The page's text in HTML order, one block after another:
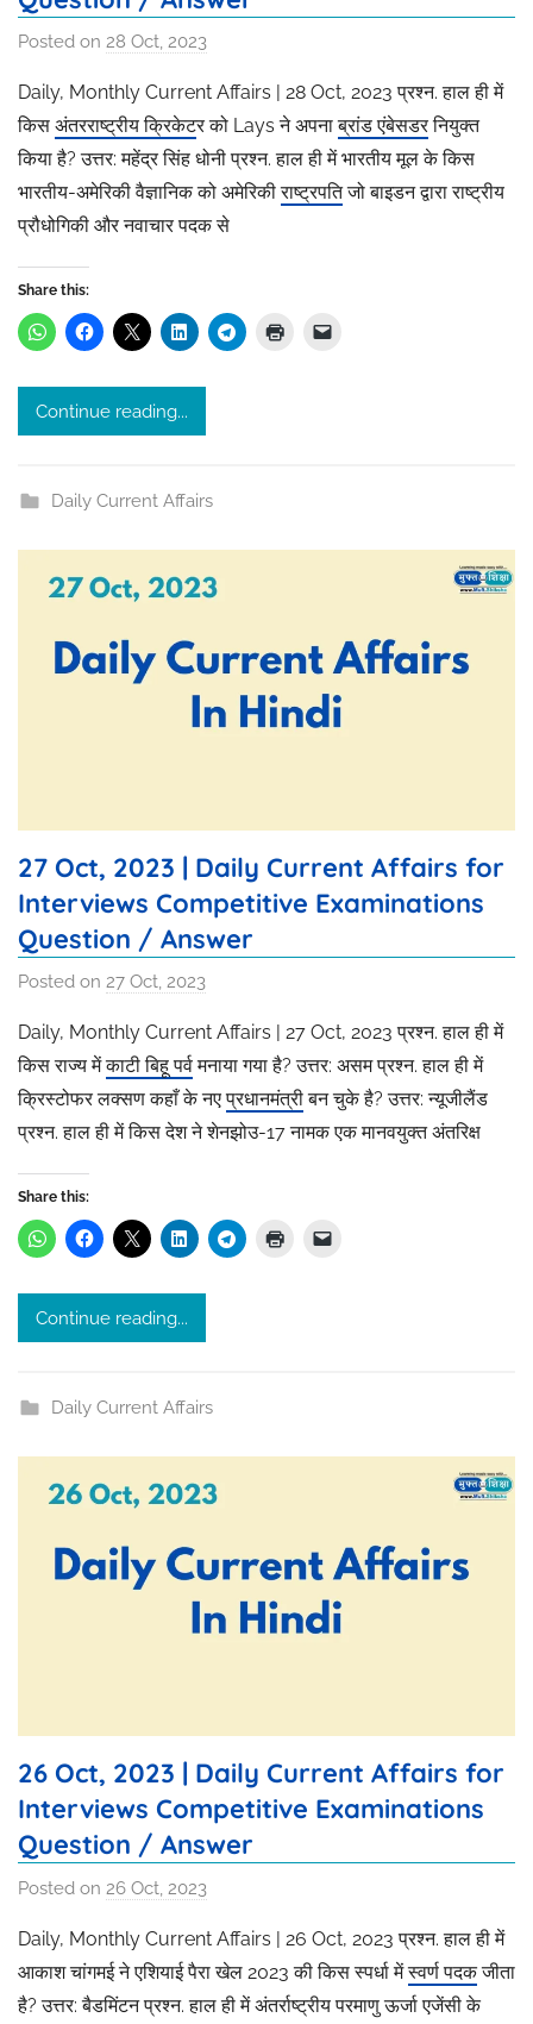
Posted on 28 Oct, 2023
R
a
k
h
i
a
k
Daily, Monthly Current Affairs | 28 Oct, 2023 प्रश्न. हाल ही में
किस अंतरराष्ट्रीय क्रिकेटर को Lays ने अपनाब्रांड एंबेसडरनियुक्त
किया है? उत्तर: महेंद्र सिंह धोनी प्रश्न. हाल ही में भारतीय मूल के किस
भारतीय-अमेरिकी वैज्ञानिक को अमेरिकीराष्ट्रपतिजो बाइडन द्वारा राष्ट्रीय
प्रौधोगिकी और नवाचार पदक से
Share this:
Continue reading...
Daily Current Affairs
27 Oct, 2023 | Daily Current Affairs for
Interviews Competitive Examinations
Question / Answer
Posted on 27 Oct, 2023
R
a
k
h
h
a
Daily, Monthly Current Affairs | 27 Oct, 2023 प्रश्न. हाल ही में
किस राज्य मेंकाटी बिहू पर्वमनाया गया है? उत्तर: असम प्रश्न. हाल ही में
क्रिस्टोफर लक्सण कहाँ के नएप्रधानमंत्रीबन चुके है? उत्तर: न्यूजीलैंड
प्रश्न. हाल ही में किस देश ने शेनझोउ-17 नामक एक मानवयुक्त अंतरिक्ष
Share this:
Continue reading...
Daily Current Affairs
26 Oct, 2023 | Daily Current Affairs for
Interviews Competitive Examinations
Question / Answer
Posted on 26 Oct, 2023
R
a
k
Daily, Monthly Current Affairs | 26 Oct, 2023 प्रश्न. हाल ही में
आकाश चांगमई ने एशियाई पैरा खेल 2023 की किस स्पर्धा मेंस्वर्ण पदकजीता
है? उत्तर: बैडमिंटन प्रश्न. हाल ही में अंतर्राष्ट्रीय परमाणु ऊर्जा एजेंसी के